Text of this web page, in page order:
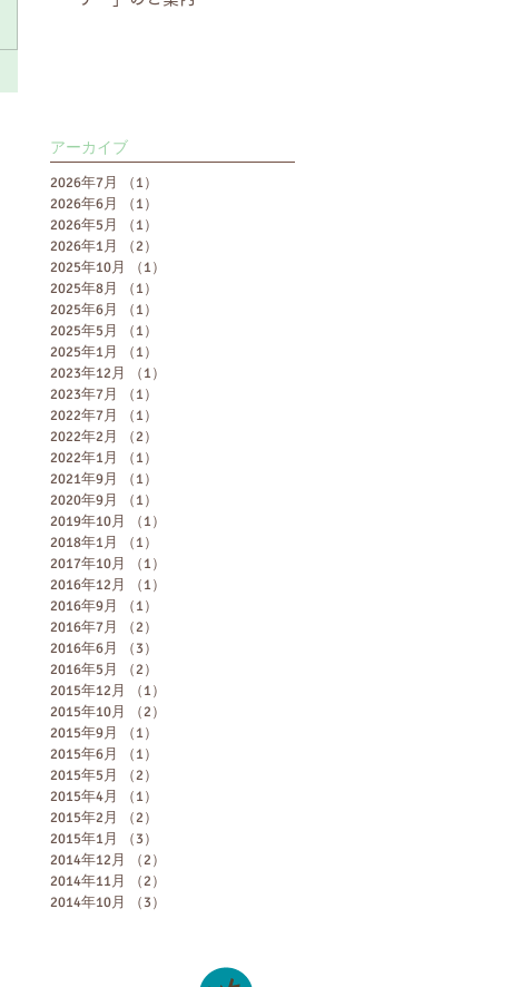
アーカイブ
2026年7月 （1）
2026年6月
（1）
2026年5月
（1）
2026年1月
（2）
2025年10月
（1）
2025年8月
（1）
2025年6月
（1）
2025年5月
（1）
2025年1月
（1）
2023年12月
（1）
2023年7月
（1）
2022年7月
（1）
2022年2月
（2）
2022年1月
（1）
2021年9月
（1）
2020年9月
（1）
2019年10月
（1）
2018年1月
（1）
2017年10月
（1）
2016年12月
（1）
2016年9月
（1）
2016年7月
（2）
2016年6月
（3）
2016年5月
（2）
2015年12月
（1）
2015年10月
（2）
2015年9月
（1）
2015年6月
（1）
2015年5月
（2）
2015年4月
（1）
2015年2月
（2）
2015年1月
（3）
2014年12月
（2）
2014年11月
（2）
2014年10月
（3）